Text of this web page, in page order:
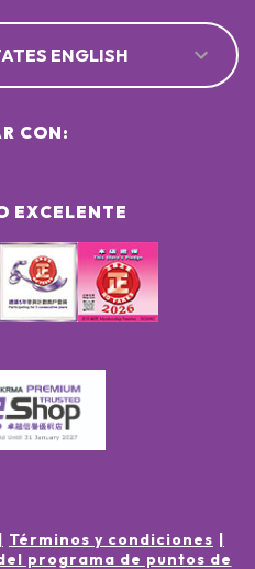
ENGLISH
EXCELENTE
CON:
Términos y condiciones
programa de puntos de